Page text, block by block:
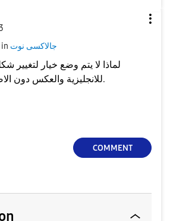
in جالاكسى نوت
لماذا لا يتم وضع خيار لتغيير
للانجليزية والعكس دون الاضطرار لتغيير اللغة ؟.
COMMENT